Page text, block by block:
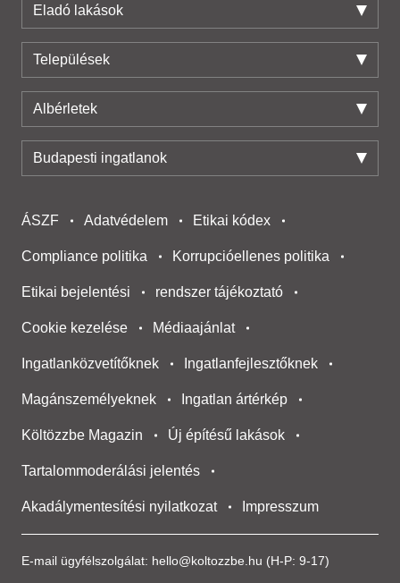
Eladó lakások
Települések
Albérletek
Budapesti ingatlanok
E-mail ügyfélszolgálat: hello@koltozzbe.hu (H-P: 9-17)
ÁSZF Adatvédelem Etikai kódex
Compliance politika Korrupcióellenes politika
Etikai bejelentési rendszer tájékoztató
Cookie kezelése Médiaajánlat
Ingatlanközvetítőknek Ingatlanfejlesztőknek
Magánszemélyeknek Ingatlan ártérkép
Költözzbe Magazin Új építésű lakások
Tartalommoderálási jelentés
Akadálymentesítési nyilatkozat Impresszum